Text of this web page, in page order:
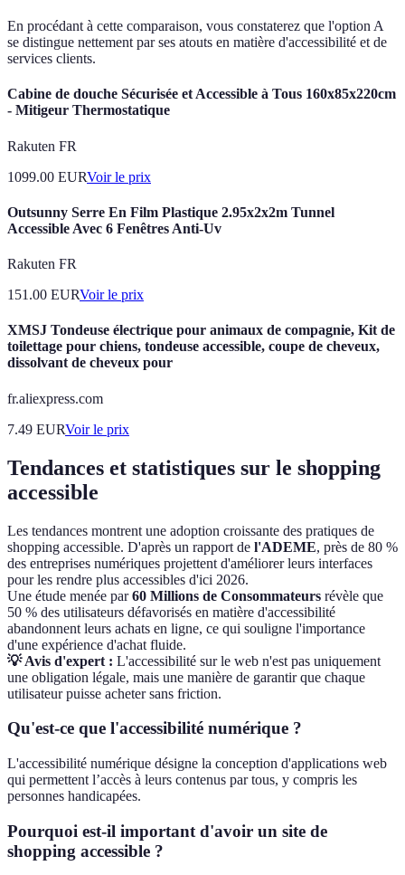
En procédant à cette comparaison, vous constaterez que l'option A
se distingue nettement par ses atouts en matière d'accessibilité et de
services clients.
Cabine de douche Sécurisée et Accessible à Tous 160x85x220cm
- Mitigeur Thermostatique
Rakuten FR
1099.00 EURVoir le prix
Outsunny Serre En Film Plastique 2.95x2x2m Tunnel
Accessible Avec 6 Fenêtres Anti-Uv
Rakuten FR
151.00 EURVoir le prix
XMSJ Tondeuse électrique pour animaux de compagnie, Kit de
toilettage pour chiens, tondeuse accessible, coupe de cheveux,
dissolvant de cheveux pour
fr.aliexpress.com
7.49 EURVoir le prix
Tendances et statistiques sur le shopping
accessible
Les tendances montrent une adoption croissante des pratiques de
shopping accessible. D'après un rapport de l'ADEME, près de 80 %
des entreprises numériques projettent d'améliorer leurs interfaces
pour les rendre plus accessibles d'ici 2026.
Une étude menée par60 Millions de Consommateurs révèle que
50 % des utilisateurs défavorisés en matière d'accessibilité
abandonnent leurs achats en ligne, ce qui souligne l'importance
d'une expérience d'achat fluide.
💡 Avis d'expert : L'accessibilité sur le web n'est pas uniquement
une obligation légale, mais une manière de garantir que chaque
utilisateur puisse acheter sans friction.
Qu'est-ce que l'accessibilité numérique ?
L'accessibilité numérique désigne la conception d'applications web
qui permettent l’accès à leurs contenus par tous, y compris les
personnes handicapées.
Pourquoi est-il important d'avoir un site de
shopping accessible ?